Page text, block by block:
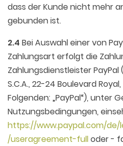
dass der Kunde nicht mehr
gebunden ist.
2.4 Bei Auswahl einer von
Zahlungsart erfolgt die
Zahlungsdienstleister PayPal
S.C.A., 22-24 Boulevard
Folgenden: „PayPal“), unter
Nutzungsbedingungen,
https://www.paypal.com/de/
/useragreement-fulloder -